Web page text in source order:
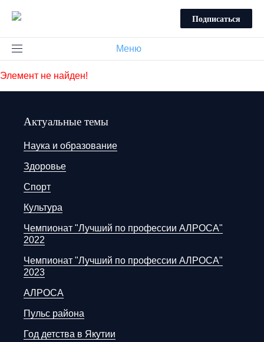
Подписаться
Меню
Элемент не найден!
Актуальные темы
Наука и образование
Здоровье
Спорт
Культура
Чемпионат "Лучший по профессии АЛРОСА"
2022
Чемпионат "Лучший по профессии АЛРОСА"
2023
АЛРОСА
Пульс района
Год детства в Якутии